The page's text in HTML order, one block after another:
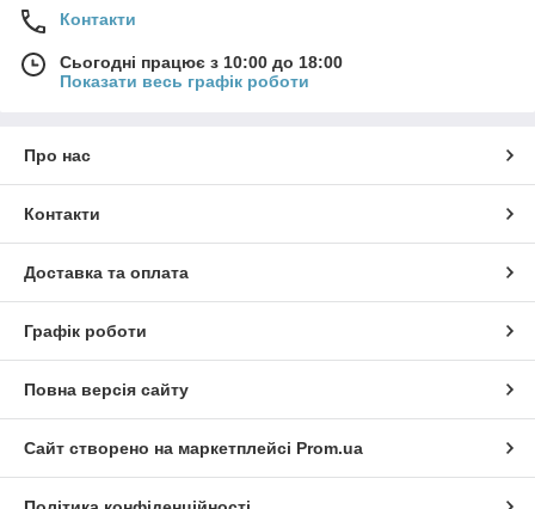
Контакти
Сьогодні працює з 10:00 до 18:00
Показати весь графік роботи
Про нас
Контакти
Доставка та оплата
Графік роботи
Повна версія сайту
Сайт створено на маркетплейсі Prom.ua